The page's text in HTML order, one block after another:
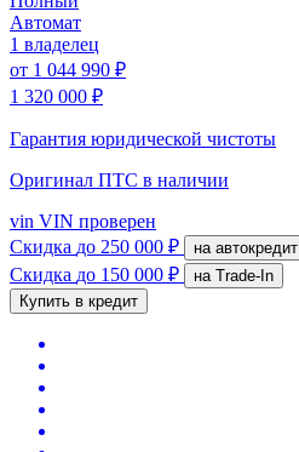
Автомат
1 владелец
от 1 044 990 ₽
1 320 000 ₽
Гарантия юридической чистоты
Оригинал ПТС в наличии
vin VIN проверен
Скидка до 250 000 ₽ на автокредит
Скидка до 150 000 ₽
на Trade-In
Купить в кредит